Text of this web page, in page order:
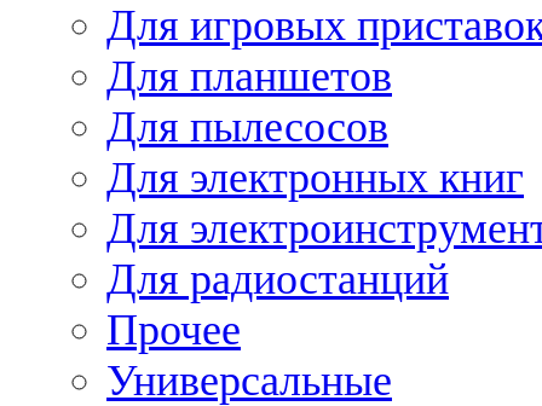
Для игровых
Для планшетов
Для пылесосов
Для электронных книг
Для
Для радиостанций
Прочее
Универсальные